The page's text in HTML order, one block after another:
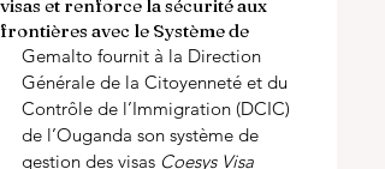
visas et renforce la sécurité aux
frontières avec le Système de
Gemalto fournit à la Direction
Générale de la Citoyenneté et du
Contrôle de l’Immigration (DCIC)
de l’Ouganda son système de
gestion des visas Coesys Visa